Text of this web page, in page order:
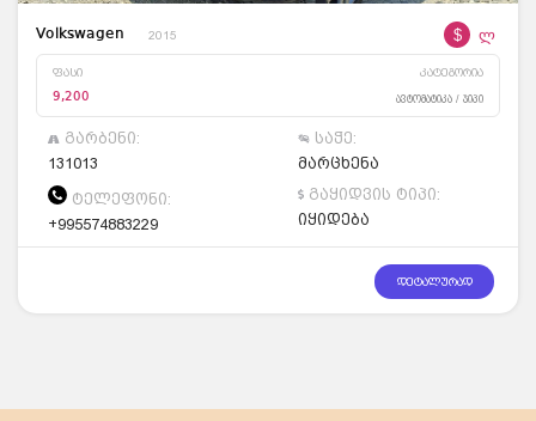
Volkswagen 2015 $ ლ
ფასი კატეგორია
9,200 ავტომატიკა / ჯიპი
გარბენი:
131013
საჭე:
მარცხენა
ტელეფონი:
+995574883229
გაყიდვის ტიპი:
იყიდება
დეტალურად